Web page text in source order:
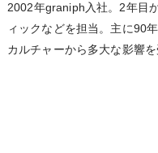
2002年graniph入社。2年目
ィックなどを担当。主に90
カルチャーから多大な影響